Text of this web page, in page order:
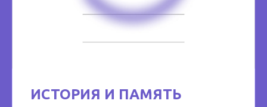
ИСТОРИЯ И ПАМЯТЬ